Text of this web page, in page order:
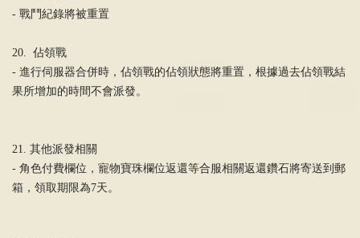
- 戰鬥紀錄將被重置
20. 佔領戰
- 進行伺服器合併時，佔領戰的佔領狀態將重置，根據過去佔領戰結
果所增加的時間不會派發。
21. 其他派發相關
- 角色付費欄位，寵物寶珠欄位返還等合服相關返還鑽石將寄送到郵
箱，領取期限為7天。